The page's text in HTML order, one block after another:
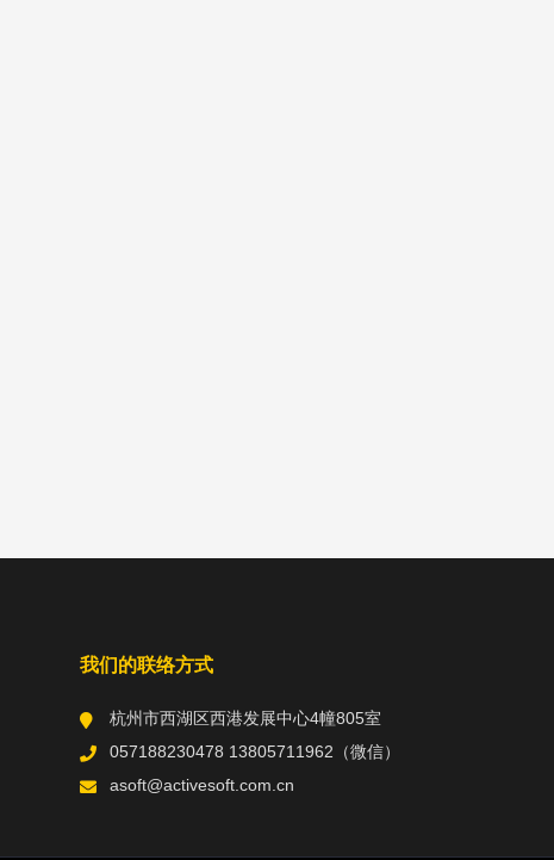
我们的联络方式
杭州市西湖区西港发展中心4幢805室
057188230478 13805711962（微信）
asoft@activesoft.com.cn